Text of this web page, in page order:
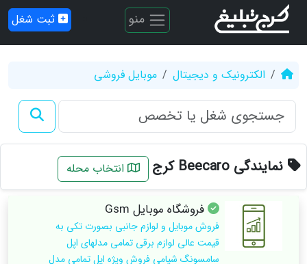
منو ثبت شغل
الکترونیک و دیجیتال موبایل فروشی
نمایندگی Beecaro کرج انتخاب محله
فروشگاه موبایل Gsm
فروش موبایل و لوازم جانبی بصورت تکی به
قیمت عالی لوازم برقی تمامی مدلهای اپل
سامسونگ شیامی فروش ویژه اپل تمامی مدل